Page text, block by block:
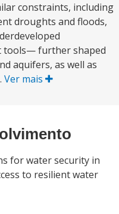
constraints, including
droughts and floods,
tools— further shaped
aquifers, as well as
Ver mais
for water security in
to resilient water